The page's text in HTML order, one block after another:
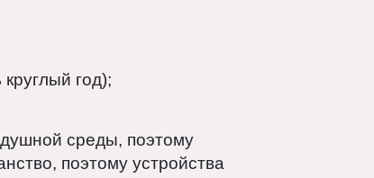
воздуховоды. Это позволяет не